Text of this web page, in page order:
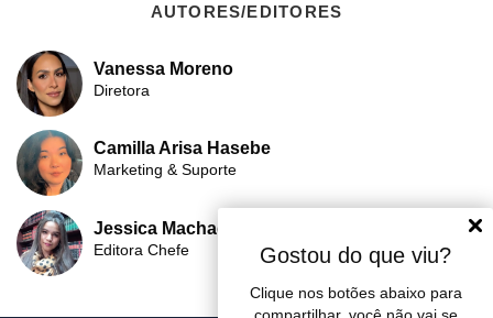
AUTORES/EDITORES
Vanessa Moreno
Diretora
Camilla Arisa Hasebe
Marketing & Suporte
Jessica Machado
Editora Chefe Gostou do que viu?
Clique nos botões abaixo para